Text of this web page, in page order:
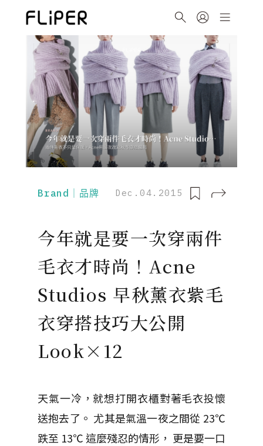
Brand｜品牌 Dec.04.2015
今年就是要一次穿兩件
毛衣才時尚！Acne
Studios 早秋薰衣紫毛
衣穿搭技巧大公開
Look×12
天氣一冷，就想打開衣櫃對著毛衣投懷
送抱去了。 尤其是氣溫一夜之間從 23℃
跌至 13℃ 這麼殘忍的情形， 更是要一口